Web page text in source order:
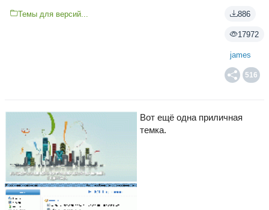
886
17972
james
516
Темы для версий...
Вот ещё одна приличная
темка.